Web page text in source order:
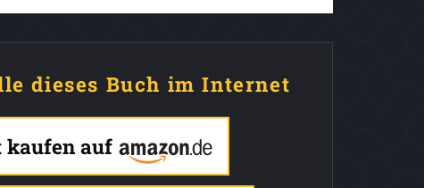
dieses Buch im Internet
kaufen auf